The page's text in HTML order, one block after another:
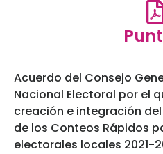
Acuerdo del Consejo
Nacional Electoral por el
creación e integración
de los Conteos Rápidos
electorales locales 2021-